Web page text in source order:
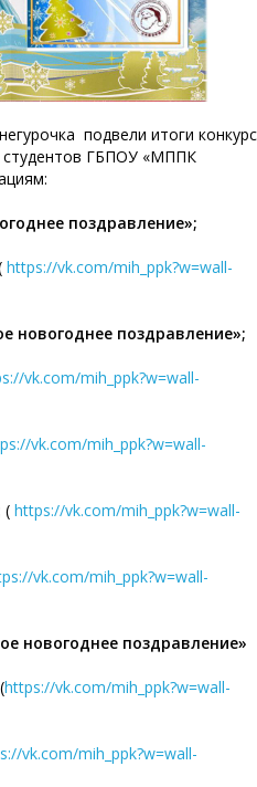
подвели итоги
студентов ГБПОУ «МППК
поздравление»;
https://vk.com/mih_ppk?w=wall-
новогоднее поздравление»;
vk.com/mih_ppk?w=wall-
vk.com/mih_ppk?w=wall-
(https://vk.com/mih_ppk?w=wall-
vk.com/mih_ppk?w=wall-
новогоднее поздравление»
https://vk.com/mih_ppk?w=wall-
vk.com/mih_ppk?w=wall-